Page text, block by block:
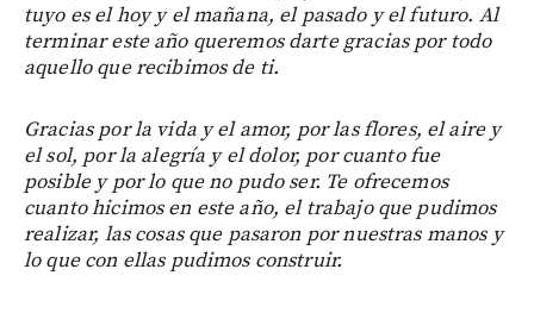
tuyo es el hoy y el mañana, el pasado y el futuro. Al
terminar este año queremos darte gracias por todo
aquello que recibimos de ti.
Gracias por la vida y el amor, por las flores, el aire y
el sol, por la alegría y el dolor, por cuanto fue
posible y por lo que no pudo ser. Te ofrecemos
cuanto hicimos en este año, el trabajo que pudimos
realizar, las cosas que pasaron por nuestras manos y
lo que con ellas pudimos construir.